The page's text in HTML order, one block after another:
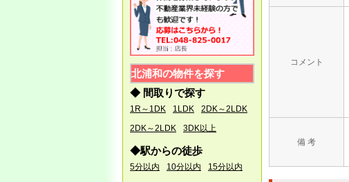
コメント
備 考
●夏季休業のお知らせ●
お客様・取引企業様 各位
誠に勝手ながら、以下のとお
り休業となります。
・8月11日（日）～8月17日
（土）は夏季休暇とさせて頂
きます。
常営業となります
北浦和の物件を探す
◆ 間取りで探す
1R～1DK 1LDK
2DK～2LDK
2DK～2LDK
3DK以上
◆駅からの徒歩
5分以内 10分以内 15分以内